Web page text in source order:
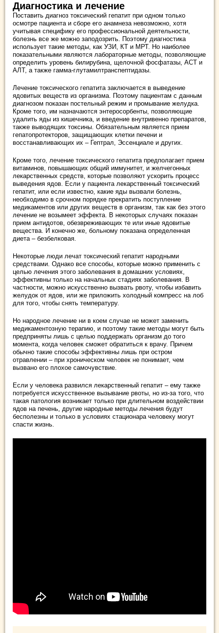
Диагностика и лечение
Поставить диагноз токсический гепатит при одном только
осмотре пациента и сборе его анамнеза невозможно, хотя
учитывая специфику его профессиональной деятельности,
болезнь все же можно заподозрить. Поэтому диагностика
использует такие методы, как УЗИ, КТ и МРТ. Но наиболее
показательными являются лабораторные методы, позволяющие
определить уровень билирубина, щелочной фосфатазы, АСТ и
АЛТ, а также гамма-глутамилтранспептидазы.
Лечение токсического гепатита заключается в выведение
ядовитых веществ из организма. Поэтому пациентам с данным
диагнозом показан постельный режим и промывание желудка.
Кроме того, им назначаются энтеросорбенты, позволяющие
удалить яды из кишечника, и введение внутривенно препаратов,
также выводящих токсины. Обязательным является прием
гепатопротекторов, защищающих клетки печени и
восстанавливающих их – Гептрал, Эссенциале и других.
Кроме того, лечение токсического гепатита предполагает прием
витаминов, повышающих общий иммунитет, и желчегонных
лекарственных средств, которые позволяют ускорить процесс
выведения ядов. Если у пациента лекарственный токсический
гепатит, или если известно, какие яды вызвали болезнь,
необходимо в срочном порядке прекратить поступление
медикаментов или других веществ в организм, так как без этого
лечение не возымеет эффекта. В некоторых случаях показан
прием антидотов, обезвреживающих те или иные ядовитые
вещества. И конечно же, больному показана определенная
диета – безбелковая.
Некоторые люди лечат токсический гепатит народными
средствами. Однако все способы, которые можно применить с
целью лечения этого заболевания в домашних условиях,
эффективны только на начальных стадиях заболевания. В
частности, можно искусственно вызвать рвоту, чтобы избавить
желудок от ядов, или же приложить холодный компресс на лоб
для того, чтобы снять температуру.
Но народное лечение ни в коем случае не может заменить
медикаментозную терапию, и поэтому такие методы могут быть
предприняты лишь с целью поддержать организм до того
момента, когда человек сможет обратиться к врачу. Причем
обычно такие способы эффективны лишь при остром
отравлении – при хроническом человек не понимает, чем
вызвано его плохое самочувствие.
Если у человека развился лекарственный гепатит – ему также
потребуется искусственное вызывание рвоты, но из-за того, что
такая патология возникает только при длительном воздействии
ядов на печень, другие народные методы лечения будут
бесполезны и только в условиях стационара человеку могут
спасти жизнь.